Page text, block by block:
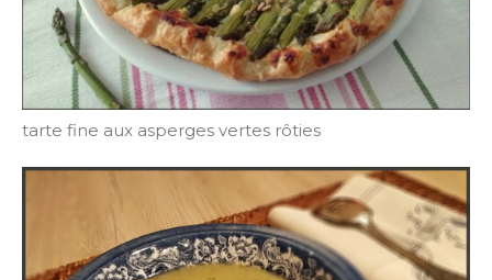
tarte fine aux asperges vertes rôties